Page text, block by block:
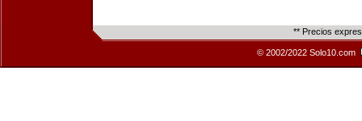
** Precios
© 2002/2022 Solo10.com